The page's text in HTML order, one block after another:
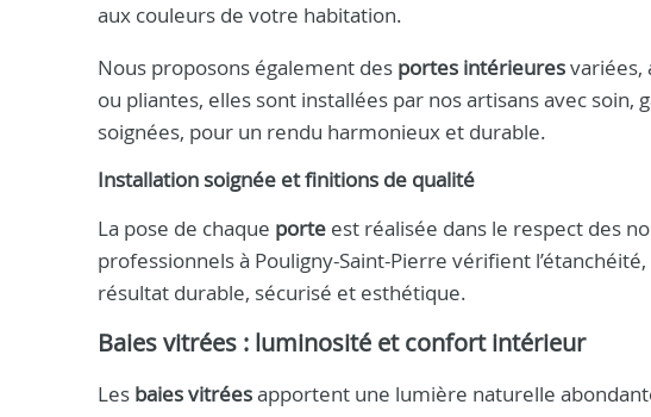
aux couleurs de votre habitation.
Nous proposons également des portes intérieuresvariées,
ou pliantes, elles sont installées par nos artisans avec
soignées, pour un rendu harmonieux et durable.
Installation soignée et finitions de qualité
La pose de chaque porte est réalisée dans le respect des
professionnels à Pouligny-Saint-Pierre vérifient
résultat durable, sécurisé et esthétique.
Baies vitrées : luminosité et confort intérieur
Les baies vitréesapportent une lumière naturelle